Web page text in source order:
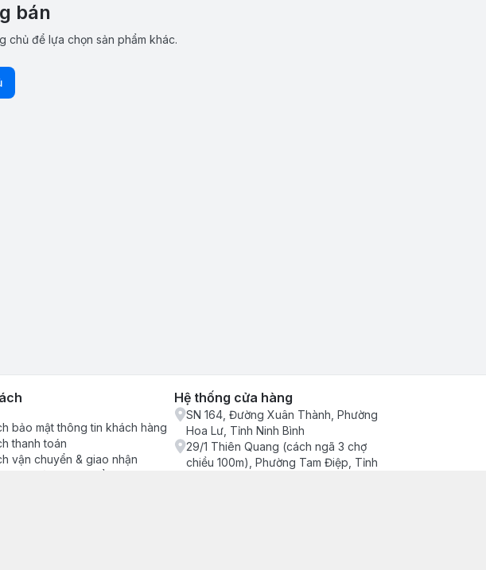
bán
chủ để lựa chọn sản phẩm khác.
bảo mật thông tin khách hàng
thanh toán
vận chuyển & giao nhận
bảo hành sản phẩm
Hệ thống cửa hàng
SN 164, Đường Xuân Thành, Phường
Hoa Lư, Tỉnh Ninh Bình
29/1 Thiên Quang (cách ngã 3 chợ
chiều 100m), Phường Tam Điệp, Tỉnh